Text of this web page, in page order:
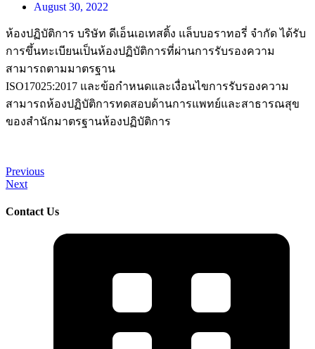
August 30, 2022
ห้องปฏิบัติการ บริษัท ดีเอ็นเอเทสติ้ง แล็บบอราทอรี่ จำกัด ได้รับ
การขึ้นทะเบียนเป็นห้องปฏิบัติการที่ผ่านการรับรองความ
สามารถตามมาตรฐาน
ISO17025:2017 และข้อกำหนดและเงื่อนไขการรับรองความ
สามารถห้องปฏิบัติการทดสอบด้านการแพทย์และสาธารณสุข
ของสำนักมาตรฐานห้องปฏิบัติการ
Previous
Next
Contact Us